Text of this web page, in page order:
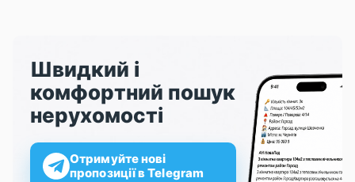
Швидкий і
комфортний пошук
нерухомості
Отримуйте нові
пропозиції в Telegram